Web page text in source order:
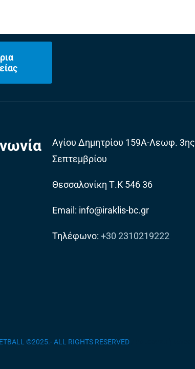
Αγίου Δημητρίου 159Α-Λεωφ. 3ης
Σεπτεμβρίου
Θεσσαλονίκη Τ.Κ 546 36
Email: info@iraklis-bc.gr
Τηλέφωνο: +30 2310219222
©2025.- ALL RIGHTS RESERVED